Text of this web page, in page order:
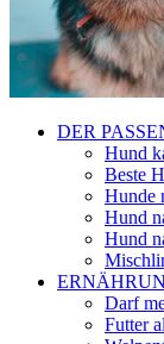
DER
Hund
Beste
Hunde
Hund
Hund
Darf
Futter